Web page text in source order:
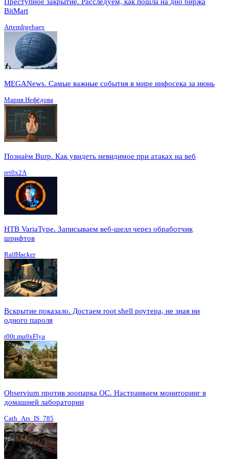
BitMart
ArtemIrgebaev
MEGANews. Cамые важные события в мире инфосека за июнь
Мария Нефёдова
Познаём Burp. Как увидеть невидимое при атаках на веб
ret0x2A
HTB VariaType. Записываем веб-шелл через обработчик
шрифтов
RalfHacker
Вскрытие показало. Достаем root shell роутера, не зная ни
одного пароля
r00t.mu0xFlya
Observium против зоопарка ОС. Настраиваем мониторинг в
домашней лаборатории
Cath_Ars_IS_785